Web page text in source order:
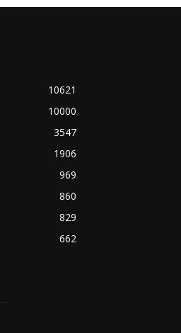
10621
10000
3547
1906
969
860
829
662